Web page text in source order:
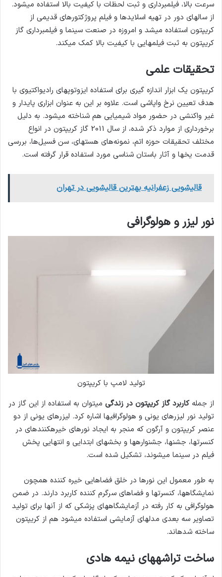
سرعت بالا، فیلمبرداری و ثبت لحظات با کیفیت بالا استفاده می­شود.
از سال­های دور در تهیه اسلایدها و فیلم پروژکتورهای قدیمی از
کریپتون استفاده می­شد و امروزه در صنعت سینما و فیلمبرداری گاز
کریپتون به ثبت فیلم­هایی با کیفیت بالا کمک می­کند.
تحقیقات علمی
کریپتون یک ابزار اندازه گیری برای استفاده ایزوتوپ­های رادیواکتیوی با
هدف تعیین نرخ واپاشی است. علاوه بر این به عنوان ابزاری پایدار و
غیر واکنشی در حضور مواد شیمیایی هم شناخته می­شود. به دلیل
برخورداری از موارد ذکر شده، از سال 2011 گاز کریپتون در انواع
مختلف تحقیقات حوزه اتم‌، نمونه‌های هسته­ای، سن فسیل‌ها، بررسی
قدمت یخ­ها و آثار باستان شناسی مورد استفاده قرار گرفته است.
قالیشویی زعفرانیه بهترین قالیشویی در تهران
نور لیزر و هولوگرافی
تولید لامپ با کریپتون
از جمله کاربرد گاز کریپتون در زندگی می­توان به استفاده از این گاز در
تولید نور لیزرهای یونی و هولوگرافی­ها اشاره کرد. لیزرهای یونی از دو
عنصر کریپتون و آرگون که منجر به ایجاد نورهای خیره­کننده­ای در
کنسرت­ها، جشن­ها، جشنواره­ها و بخش­های ابتدایی و انتهایی پخش
فیلم در سینما می­شوند، تشکیل شده­ است.
به طور معمول این نورها در خلق فضاهایی خیره کننده همچون
نمایشگاه­ها، کنسرت­ها و فضاهای سرگرم کننده کاربرد دارند. در ضمن
هولوگرافی به کار رفته در آزمایشگاه­های پزشکی که از آنها برای تولید
تصاویر سه بعدی مدل­های آزمایشی استفاده می­شود هم از کریپتون
ساخته شده­اند.
ساخت تراشه­های نیمه هادی